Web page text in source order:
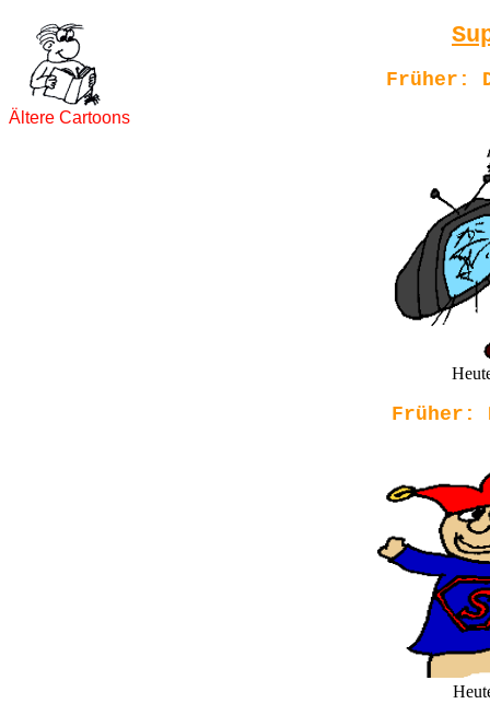
Ältere Cartoons
Früher:
Früher: